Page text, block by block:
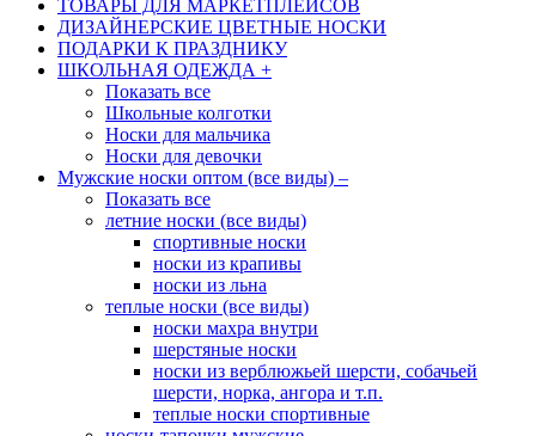
ТОВАРЫ ДЛЯ МАРКЕТПЛЕЙСОВ
ДИЗАЙНЕРСКИЕ ЦВЕТНЫЕ НОСКИ
ПОДАРКИ К ПРАЗДНИКУ
ШКОЛЬНАЯ ОДЕЖДА +
Показать все
Школьные колготки
Носки для мальчика
Носки для девочки
Мужские носки оптом (все виды) –
Показать все
летние носки (все виды)
спортивные носки
носки из крапивы
носки из льна
теплые носки (все виды)
носки махра внутри
шерстяные носки
носки из верблюжьей шерсти, собачьей
шерсти, норка, ангора и т.п.
теплые носки спортивные